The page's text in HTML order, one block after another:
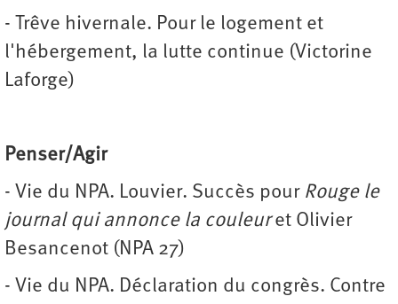
- Trêve hivernale. Pour le logement et
l'hébergement, la lutte continue (Victorine
Laforge)
Penser/Agir
- Vie du NPA. Louvier. Succès pour Rouge le
journal qui annonce la couleuret Olivier
Besancenot (NPA 27)
- Vie du NPA. Déclaration du congrès. Contre